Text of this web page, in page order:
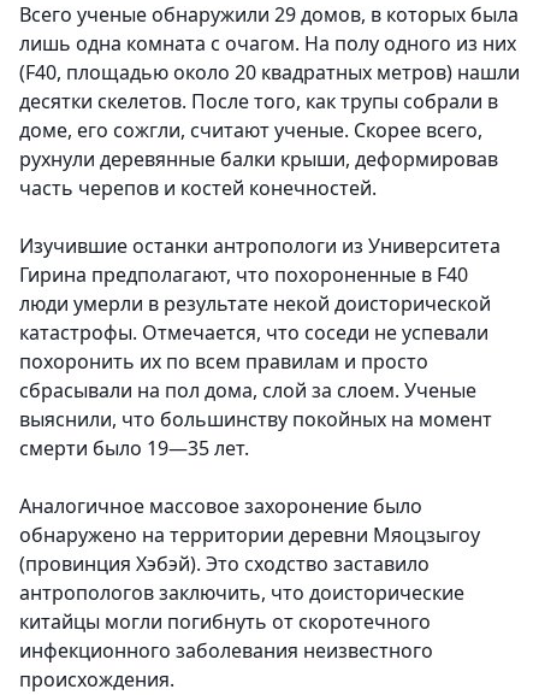
Всего ученые обнаружили 29 домов, в которых была
лишь одна комната с очагом. На полу одного из них
(F40, площадью около 20 квадратных метров) нашли
десятки скелетов. После того, как трупы собрали в
доме, его сожгли, считают ученые. Скорее всего,
рухнули деревянные балки крыши, деформировав
часть черепов и костей конечностей.
Изучившие останки антропологи из Университета
Гирина предполагают, что похороненные в F40
люди умерли в результате некой доисторической
катастрофы. Отмечается, что соседи не успевали
похоронить их по всем правилам и просто
сбрасывали на пол дома, слой за слоем. Ученые
выяснили, что большинству покойных на момент
смерти было 19—35 лет.
Аналогичное массовое захоронение было
обнаружено на территории деревни Мяоцзыгоу
(провинция Хэбэй). Это сходство заставило
антропологов заключить, что доисторические
китайцы могли погибнуть от скоротечного
инфекционного заболевания неизвестного
происхождения.